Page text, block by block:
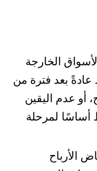
الخارجة
بعد فترة من
أو عدم اليقين
أساسًا لمرحلة
الأرباح